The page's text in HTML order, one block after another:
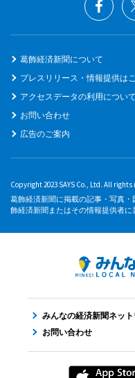
葛飾経済新聞について
プレスリリース・情報提供は
アクセスデータの利用について
お問い合わせ
広告のご案内
Copyright 2023 SAYS Co., Ltd. All rights
葛飾経済新聞に掲載の記事・写真
飾経済新聞またはその情報提供者に
みんなの経済新聞ネッ
お問い合わせ